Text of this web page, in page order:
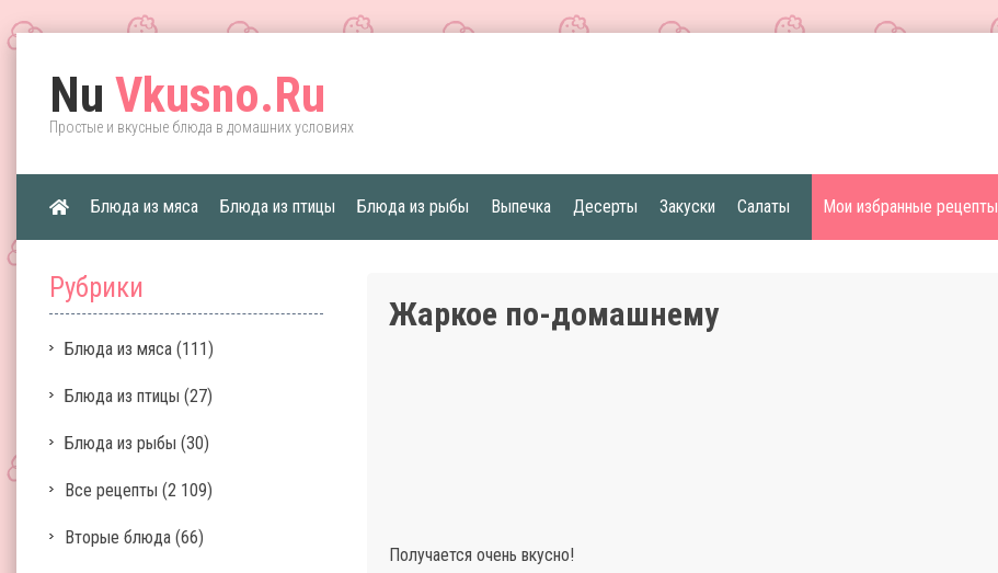
Nu Vkusno.Ru
Простые и вкусные блюда в домашних условиях
Блюда из мяса Блюда из птицы Блюда из рыбы Выпечка Десерты Закуски Салаты Мои избранные рецепты
Рубрики
Блюда из мяса (111)
Блюда из птицы (27)
Блюда из рыбы (30)
Все рецепты (2 109)
Вторые блюда (66)
Жаркое по-домашнему
Получается очень вкусно!